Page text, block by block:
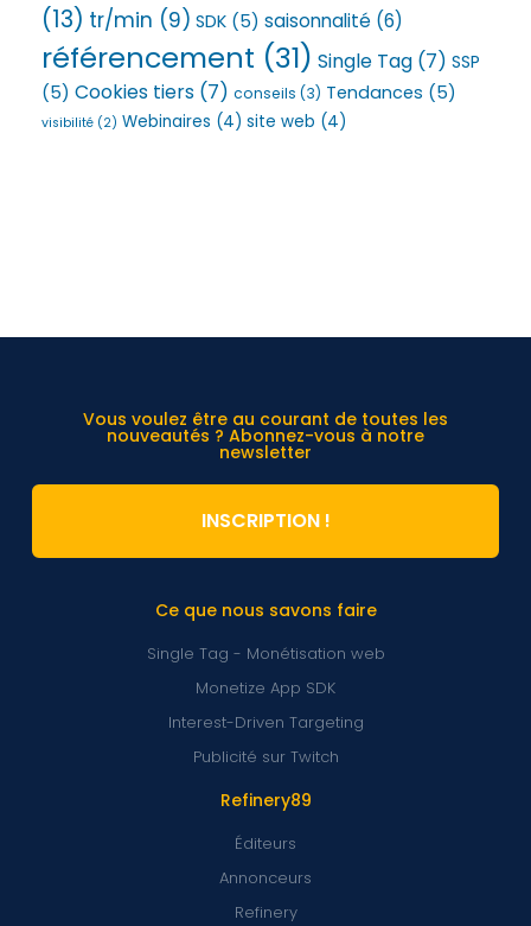
(13) tr/min (9) SDK (5) saisonnalité (6)
référencement (31) Single Tag (7) SSP
(5) Cookies tiers (7) conseils (3) Tendances (5)
visibilité (2) Webinaires (4) site web (4)
Refinery89
Éditeurs
Annonceurs
Refinery
Ce que nous savons faire
Single Tag - Monétisation web
Monetize App SDK
Interest-Driven Targeting
Publicité sur Twitch
Vous voulez être au courant de toutes les
nouveautés ? Abonnez-vous à notre
newsletter
INSCRIPTION !